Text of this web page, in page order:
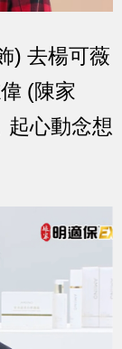
) 去楊可薇
(陳家
起心動念想